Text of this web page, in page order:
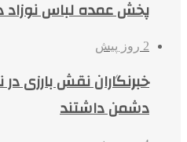
پخش عمده لباس نوزاد
2 روز پیش
خبرنگاران نقش بارزی
دشمن داشتند